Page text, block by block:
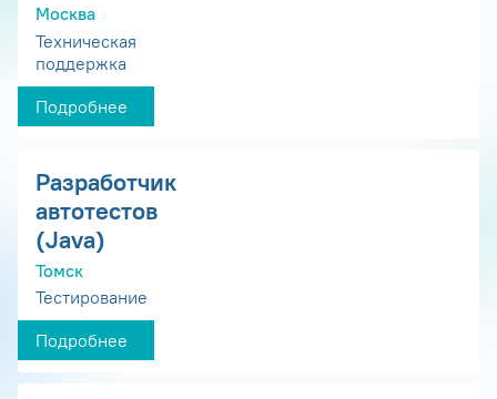
Москва
Техническая
поддержка
Подробнее
Разработчик
автотестов
(Java)
Томск
Тестирование
Подробнее